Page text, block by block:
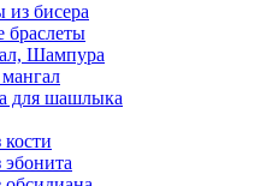
из бисера
Шампура
для шашлыка
эбонита